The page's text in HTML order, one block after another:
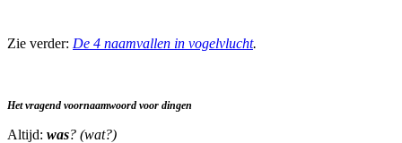
Zie verder: De 4 naamvallen in vogelvlucht.
Het vragend voornaamwoord voor dingen
Altijd: was? (wat?)